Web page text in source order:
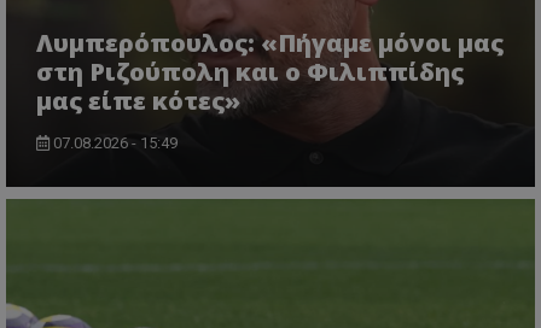
Λυμπερόπουλος: «Πήγαμε μόνοι μας
στη Ριζούπολη και ο Φιλιππίδης
μας είπε κότες»
07.08.2026 - 15:49